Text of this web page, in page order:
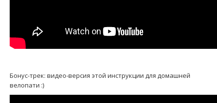
Бонус-трек: видео-версия этой инструкции для домашней
велопати :)